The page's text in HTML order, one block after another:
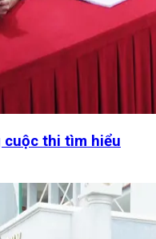
cuộc thi tìm hiểu